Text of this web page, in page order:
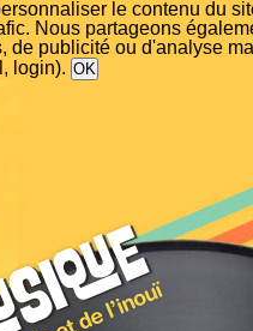
le contenu du
Nous partageons
de publicité ou d'analyse
login).